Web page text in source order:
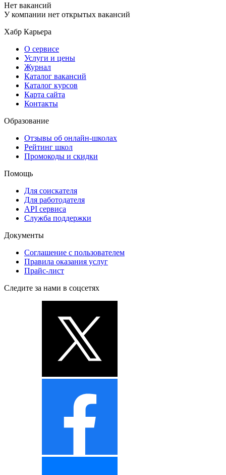
Нет вакансий
У компании нет открытых вакансий
Хабр Карьера
О сервисе
Услуги и цены
Журнал
Каталог вакансий
Каталог курсов
Карта сайта
Контакты
Образование
Отзывы об онлайн-школах
Рейтинг школ
Промокоды и скидки
Помощь
Для соискателя
Для работодателя
API сервиса
Служба поддержки
Документы
Соглашение с пользователем
Правила оказания услуг
Прайс-лист
Следите за нами в соцсетях